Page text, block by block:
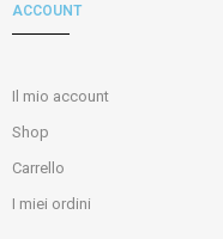
ACCOUNT
Il mio account
Shop
Carrello
I miei ordini